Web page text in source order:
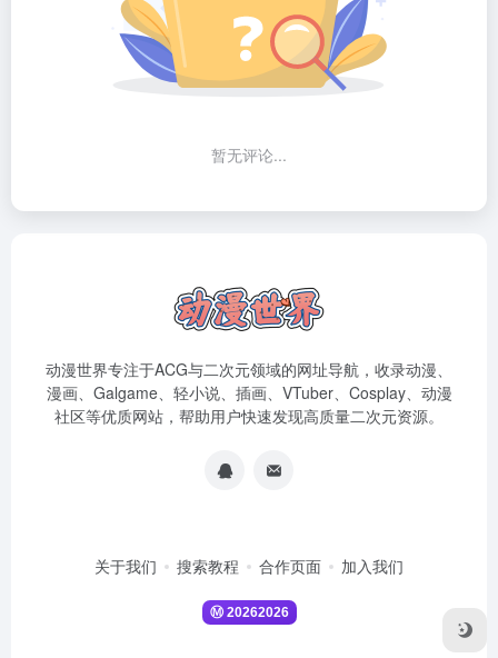
暂无评论...
动漫世界专注于ACG与二次元领域的网址导航，收录动漫、
漫画、Galgame、轻小说、插画、VTuber、Cosplay、动漫
社区等优质网站，帮助用户快速发现高质量二次元资源。
关于我们 搜索教程 合作页面 加入我们